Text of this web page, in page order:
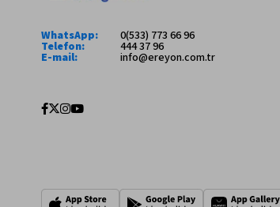
WhatsApp: 0(533) 773 66 96
Telefon: 444 37 96
E-mail: info@ereyon.com.tr